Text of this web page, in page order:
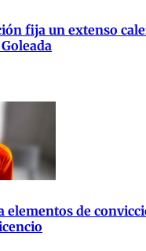
fija un extenso
elementos de